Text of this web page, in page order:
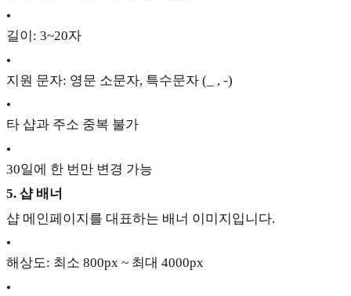
•
길이: 3~20자
•
지원 문자: 영문 소문자, 특수문자 (_ , -)
•
타 샵과 주소 중복 불가
•
30일에 한 번만 변경 가능
5. 샵 배너
샵 메인페이지를 대표하는 배너 이미지입니다.
•
해상도: 최소 800px ~ 최대 4000px
•